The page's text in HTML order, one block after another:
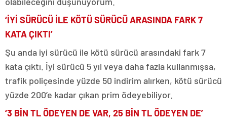
‘İYİ SÜRÜCÜ İLE KÖTÜ SÜRÜCÜ ARASINDA FARK 7
KATA ÇIKTI’
Şu anda iyi sürücü ile kötü sürücü arasındaki fark 7
kata çıktı. İyi sürücü 5 yıl veya daha fazla kullanmışsa,
trafik poliçesinde yüzde 50 indirim alırken, kötü sürücü
yüzde 200’e kadar çıkan prim ödeyebiliyor.
‘3 BİN TL ÖDEYEN DE VAR, 25 BİN TL ÖDEYEN DE’